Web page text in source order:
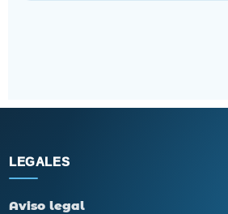
LEGALES
Aviso legal